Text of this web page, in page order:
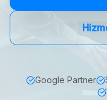
Google Partner